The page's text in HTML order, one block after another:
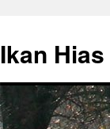
content
Ikan Hias